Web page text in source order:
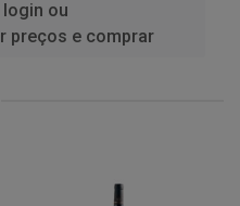
login ou
preços e comprar